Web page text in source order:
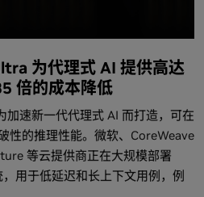
为代理式 AI 提供高达
倍的成本降低
速新一代代理式 AI 而打造，可在
性的推理性能。微软、CoreWeave
等云提供商正在大规模部署
用于低延迟和长上下文用例，例